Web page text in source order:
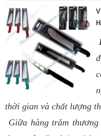
thời gian và chất lượng
Giữa hàng trăm thương